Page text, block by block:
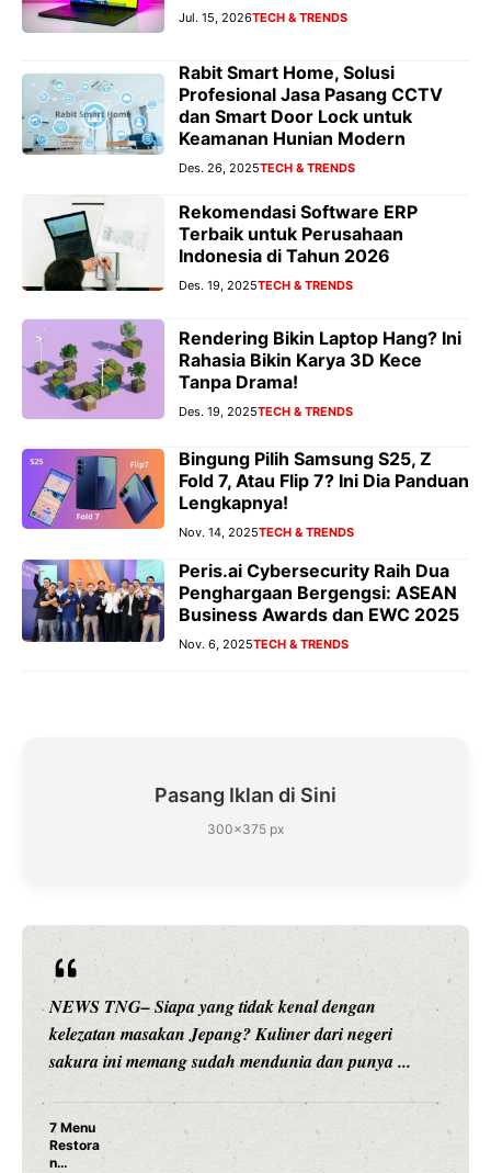
Jul. 15, 2026TECH & TRENDS
Rabit Smart Home, Solusi
Profesional Jasa Pasang CCTV
dan Smart Door Lock untuk
Keamanan Hunian Modern
Des. 26, 2025TECH & TRENDS
Rekomendasi Software ERP
Terbaik untuk Perusahaan
Indonesia di Tahun 2026
Des. 19, 2025TECH & TRENDS
Rendering Bikin Laptop Hang? Ini
Rahasia Bikin Karya 3D Kece
Tanpa Drama!
Des. 19, 2025TECH & TRENDS
Bingung Pilih Samsung S25, Z
Fold 7, Atau Flip 7? Ini Dia Panduan
Lengkapnya!
Nov. 14, 2025TECH & TRENDS
Peris.ai Cybersecurity Raih Dua
Penghargaan Bergengsi: ASEAN
Business Awards dan EWC 2025
Nov. 6, 2025TECH & TRENDS
Pasang Iklan di Sini
300×375 px
NEWS TNG– Siapa sangka, dua nama besar di dunia
hiburan, Nunung Srimulat dan Vicky Prasetyo, kini
merambah dunia kuliner dengan ...
Nunung Srimulat & Vicky Prasetyo Buka Restoran
Rahasia Mami Bikin Nagih!